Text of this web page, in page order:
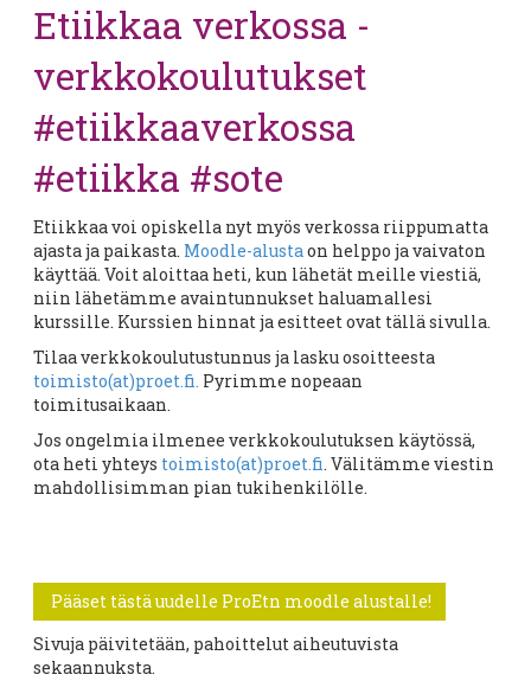
Etiikkaa verkossa -
verkkokoulutukset
#etiikkaaverkossa
#etiikka #sote
Etiikkaa voi opiskella nyt myös verkossa riippumatta
ajasta ja paikasta. Moodle-alustaon helppo ja vaivaton
käyttää. Voit aloittaa heti, kun lähetät meille viestiä,
niin lähetämme avaintunnukset haluamallesi
kurssille. Kurssien hinnat ja esitteet ovat tällä sivulla.
Tilaa verkkokoulutustunnus ja lasku osoitteesta
toimisto(at)proet.fi. Pyrimme nopeaan
toimitusaikaan.
Jos ongelmia ilmenee verkkokoulutuksen käytössä,
ota heti yhteys toimisto(at)proet.fi. Välitämme viestin
mahdollisimman pian tukihenkilölle.
Pääset tästä uudelle ProEtn moodle alustalle!
Sivuja päivitetään, pahoittelut aiheutuvista
sekaannuksta.